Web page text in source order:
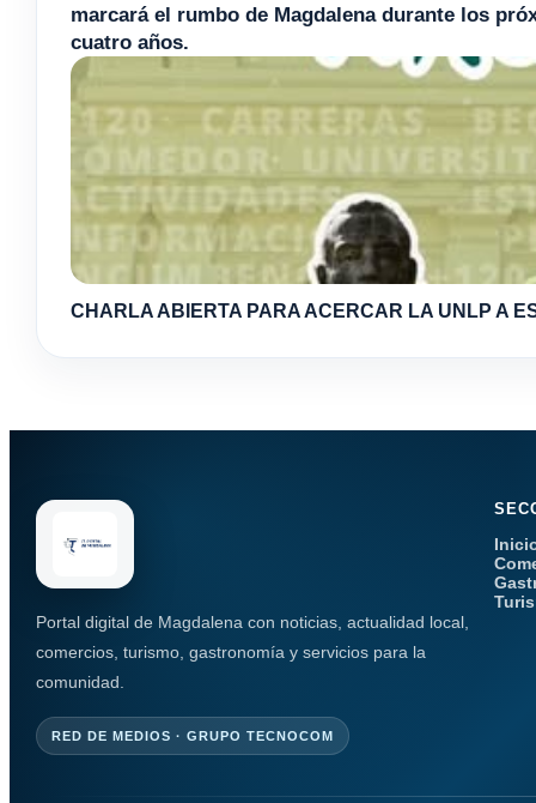
marcará el rumbo de Magdalena durante los
cuatro años.
CHARLA ABIERTA PARA ACERCAR LA UNLP A
Portal digital de Magdalena con noticias, actualidad local,
comercios, turismo, gastronomía y servicios para la
comunidad.
RED DE MEDIOS · GRUPO TECNOCOM